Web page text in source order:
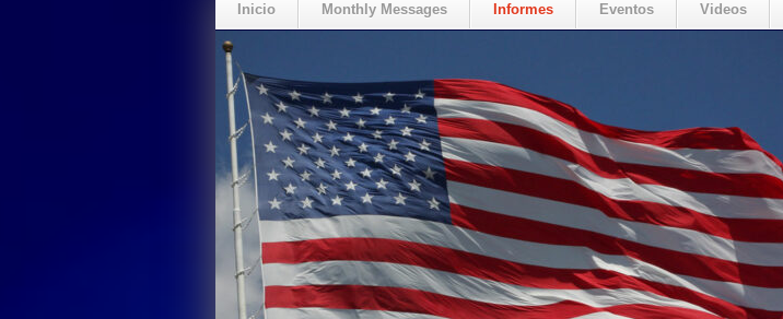
Inicio Monthly Messages Informes Eventos Videos